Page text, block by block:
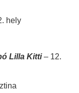
hely
Lilla Kitti– 12.